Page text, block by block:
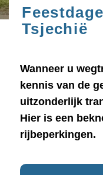
Tsjechië
Wanneer u
kennis van de
uitzonderlijk
Hier is een
rijbeperkingen.